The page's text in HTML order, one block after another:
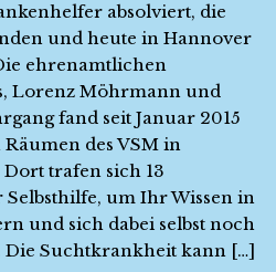
absolviert, die
und heute in Hannover
ehrenamtlichen
Lorenz Möhrmann und
fand seit Januar 2015
des VSM in
trafen sich 13
um Ihr Wissen in
und sich dabei selbst noch
Die Suchtkrankheit kann […]